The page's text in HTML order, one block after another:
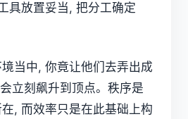
具放置妥当, 把分工确定
当中, 你竟让他们去弄出成
立刻飙升到顶点。秩序是
, 而效率只是在此基础上构